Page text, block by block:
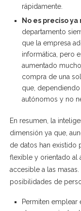
rápidamente.
No es preciso ya
departamento
que la empresa
informática, pero
aumentado
compra de una
que,
autónomos y no
En resumen, la
dimensión ya que,
de datos han existido
flexible y orientado al
accesible a las
posibilidades de
Permiten emplear